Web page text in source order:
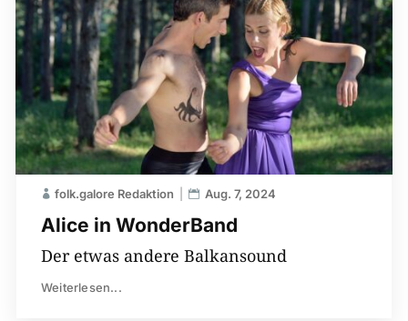
Alice in WonderBand
folk.galore Redaktion Aug. 7, 2024
Der etwas andere Balkansound
Weiterlesen...